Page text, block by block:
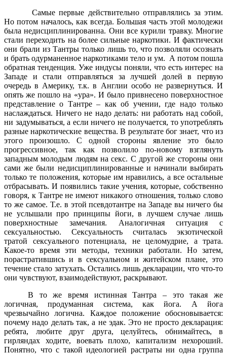
Самые первые действительно отправлялись за этим.
Но потом началось, как всегда. Большая часть этой молодежи
была недисциплинированна. Они все курили травку. Многие
стали переходить на более сильные наркотики. И фактически
они брали из Тантры только лишь то, что позволяли осознать
и брать одурманенное наркотиками тело и ум. А потом пошла
обратная тенденция. Уже индусы поняли, что есть интерес на
Западе и стали отправляться за лучшей долей в первую
очередь в Америку, т.к. в Англии особо не развернуться. И
опять же пошло на «ура». И было привнесено поверхностное
представление о Тантре – как об учении, где надо только
наслаждаться. Ничего не надо делать: ни работать над собой,
ни задумываться, а если ничего не получается, то употреблять
разные наркотические вещества. В результате бог знает, что из
этого произошло. С одной стороны явление это было
прогрессивное, так как позволило по-новому взглянуть
западным молодым людям на секс. С другой же стороны они
сами же были недисциплинированные и начинали выбирать
только те положения, которые им нравились, а все остальные
отбрасывать. И появились такие учения, которые, собственно
говоря, к Тантре не имеют никакого отношения, только слово
то же самое. Т.е. в этой псевдотантре на Западе вы ничего бы
не услышали про принципы йоги, в лучшем случае лишь
поверхностные замечания. Аналогичная ситуация с
сексуальностью. Сексуальность считалась экзотической
тратой сексуального потенциала, не целомудрие, а трата.
Какое-то время эти методы, техники работали. Но затем,
порастратившись и в сексуальном и житейском плане, это
течение стало затухать. Остались лишь декларации, что что-то
они чувствуют, взаимодействуют, раскрывают.
В то же время истинная Тантра – это такая же
логичная, продуманная система, как йога. А йога
чрезвычайно логична. Каждое положение обосновывается:
почему надо делать так, а не эдак. Это не просто декларация:
ребята, любите друг друга, целуйтесь, обнимайтесь, в
гирляндах ходите, воевать плохо, капитализм нехороший.
Понятно, что с такой идеологией растраты ни одна группа